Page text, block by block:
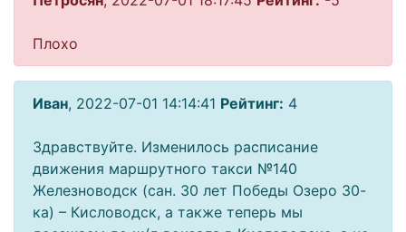
Плохо
Иван, 2022-07-01 14:14:41 Рейтинг: 4
Здравствуйте. Изменилось расписание
движения маршрутного такси №140
Железноводск (сан. 30 лет Победы Озеро 30-
ка) – Кисловодск, а также теперь мы